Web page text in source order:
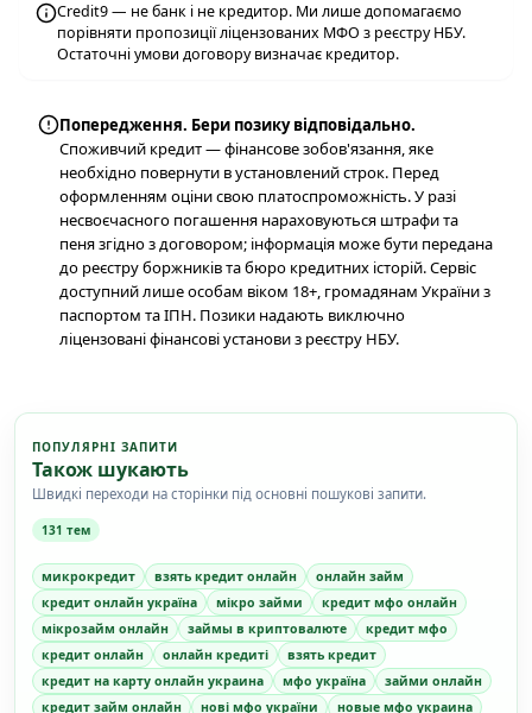
Credit9 — не банк і не кредитор. Ми лише допомагаємо
порівняти пропозиції ліцензованих МФО з реєстру НБУ.
Остаточні умови договору визначає кредитор.
Попередження. Бери позику відповідально.
Споживчий кредит — фінансове зобов'язання, яке
необхідно повернути в установлений строк. Перед
оформленням оціни свою платоспроможність. У разі
несвоєчасного погашення нараховуються штрафи та
пеня згідно з договором; інформація може бути передана
до реєстру боржників та бюро кредитних історій. Сервіс
доступний лише особам віком 18+, громадянам України з
паспортом та ІПН. Позики надають виключно
ліцензовані фінансові установи з реєстру НБУ.
ПОПУЛЯРНІ ЗАПИТИ
Також шукають
Швидкі переходи на сторінки під основні пошукові запити.
131 тем
микрокредит взять кредит онлайн
онлайн займ
кредит онлайн україна
мікро займи
кредит мфо онлайн
мікрозайм онлайн
займы в криптовалюте
кредит мфо
кредит онлайн
онлайн кредиті
взять кредит
кредит на карту онлайн украина
мфо україна
займи онлайн
кредит займ онлайн
нові мфо україни
новые мфо украина